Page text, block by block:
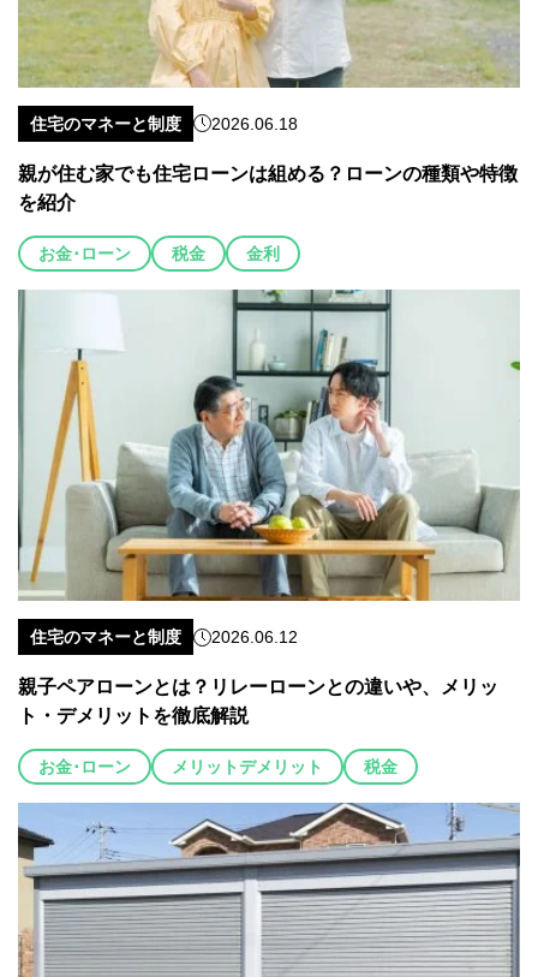
住宅のマネーと制度 2026.06.18
親が住む家でも住宅ローンは組める？ローンの種類や特徴
を紹介
お金･ローン 税金 金利
住宅のマネーと制度 2026.06.12
親子ペアローンとは？リレーローンとの違いや、メリッ
ト・デメリットを徹底解説
お金･ローン メリットデメリット 税金